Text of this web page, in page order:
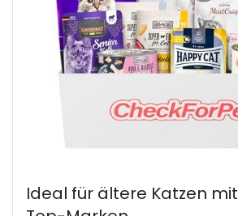
Ideal für ältere Katzen mit